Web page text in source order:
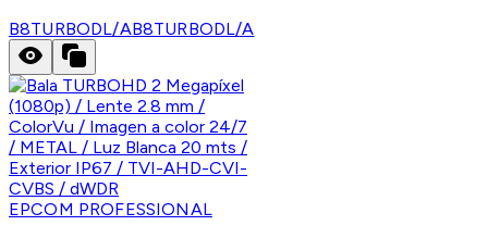
B8TURBODL/AB8TURBODL/A
EPCOM PROFESSIONAL